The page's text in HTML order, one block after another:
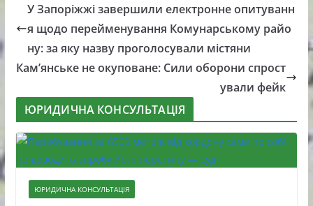
У Запоріжжі завершили електронне опитуванн
я щодо перейменування Комунарському райо
ну: за яку назву проголосували містяни
Кам’янське не окуповане: Сили оборони спрост
ували фейк
ЮРИДИЧНА КОНСУЛЬТАЦІЯ
ЮРИДИЧНА КОНСУЛЬТАЦІЯ